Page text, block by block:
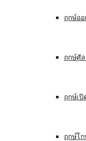
ฤกษ์ออ
ฤกษ์ศั
ฤกษ์เปิ
ฤกษ์โ